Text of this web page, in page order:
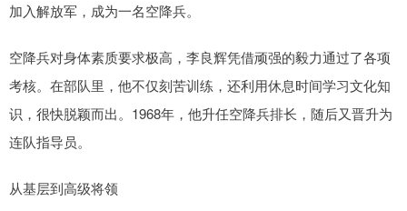
加入解放军，成为一名空降兵。
空降兵对身体素质要求极高，李良辉凭借顽强的毅力通过了各项
考核。在部队里，他不仅刻苦训练，还利用休息时间学习文化知
识，很快脱颖而出。1968年，他升任空降兵排长，随后又晋升为
连队指导员。
从基层到高级将领